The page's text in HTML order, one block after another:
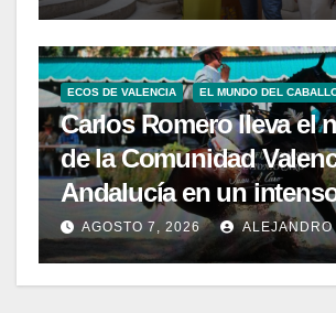
ECOS DE VALENCIA EL MUNDO DEL
Carlos Romero lleva el
de la Comunidad
Andalucía en un
semana de Doma
AGOSTO 7, 2026 ALEJANDRO